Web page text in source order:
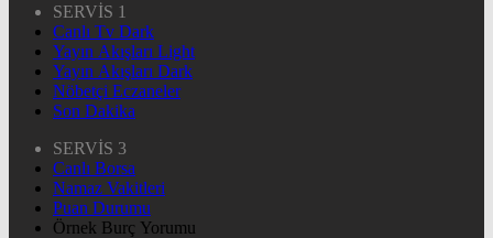
SERVİS 1
Canlı Tv Dark
Yayın Akışları Light
Yayın Akışları Dark
Nöbetçi Eczaneler
Son Dakika
SERVİS 3
Canlı Borsa
Namaz Vakitleri
Puan Durumu
Örnek Burç Yorumu